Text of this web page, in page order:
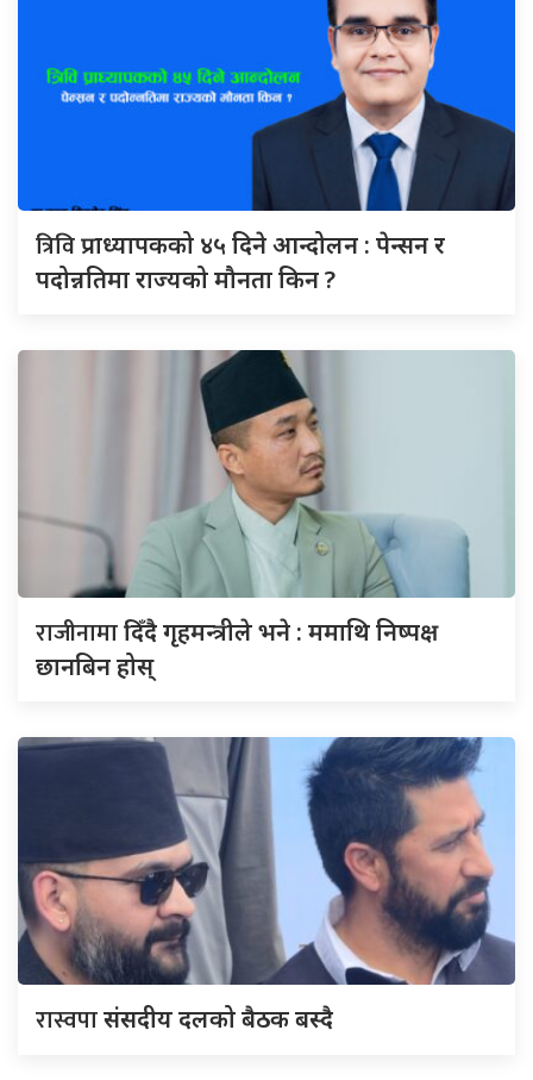
त्रिविप्राध्यापकको ४५ दिने आन्दोलन : पेन्सन र
पदोन्नतिमा राज्यको मौनता किन ?
राजीनामादिँदै गृहमन्त्रीले भने : ममाथि निष्पक्ष
छानबिन होस्
रास्वपासंसदीय दलको बैठक बस्दै